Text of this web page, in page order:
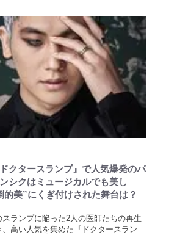
クタースランプ』で人気爆発のパ
シクはミュージカルでも美し
的美”にくぎ付けされた舞台は？
スランプに陥った2人の医師たちの再生
、高い人気を集めた『ドクタースラン